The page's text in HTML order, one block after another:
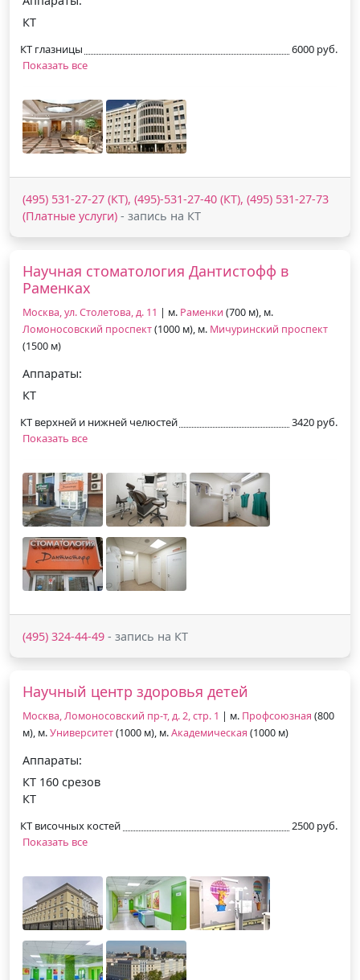
КТ
КТ глазницы
6000 руб.
Показать все
(495) 531-27-27 (КТ), (495)-531-27-40 (КТ), (495) 531-27-73
(Платные услуги) - запись на КТ
Научная стоматология Дантистофф в
Раменках
Москва, ул. Столетова, д. 11 | м. Раменки (700 м), м.
Ломоносовский проспект(1000 м), м. Мичуринский проспект
(1500 м)
Аппараты:
КТ
КТ верхней и нижней челюстей
3420 руб.
Показать все
(495) 324-44-49 - запись на КТ
Научный центр здоровья детей
Москва, Ломоносовский пр-т, д. 2, стр. 1 | м. Профсоюзная (800
м), м.Университет(1000 м), м.Академическая (1000 м)
Аппараты:
КТ 160 срезов
КТ
КТ височных костей
2500 руб.
Показать все